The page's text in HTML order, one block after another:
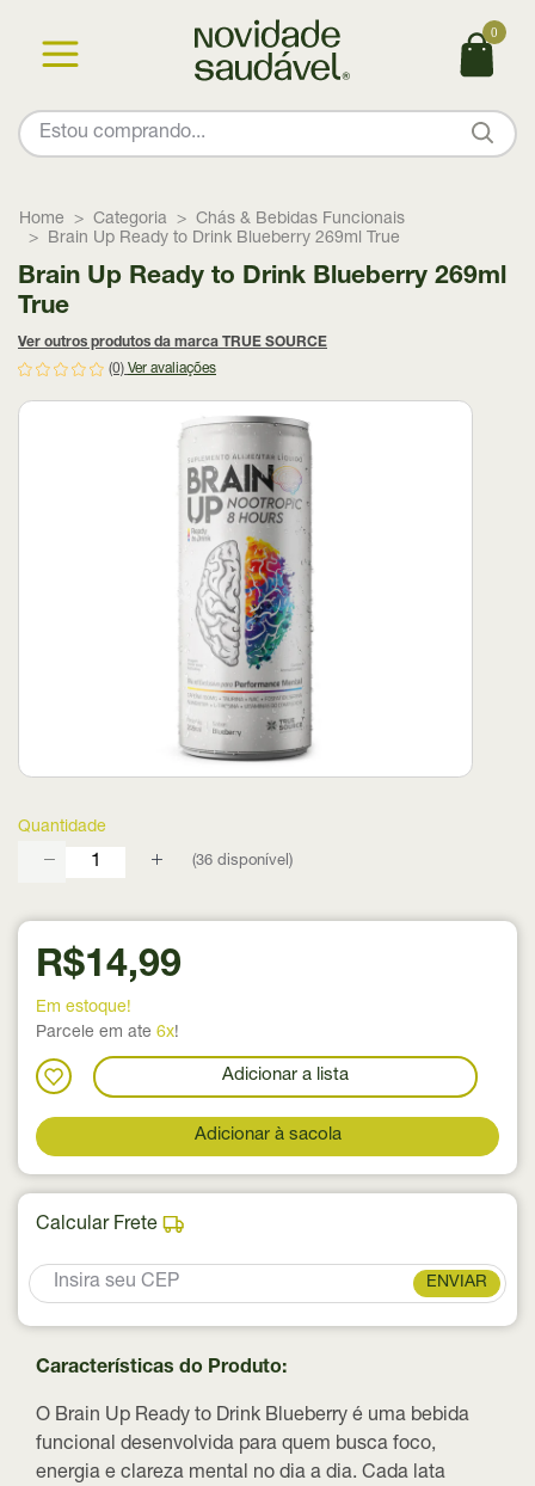
0
Home Categoria
Chás & Bebidas Funcionais
Brain Up Ready to Drink Blueberry 269ml True
Quantidade
(36 disponível)
Brain Up Ready to Drink Blueberry 269ml
True
Ver outros produtos da marca TRUE SOURCE
(0) Ver avaliações
R$14,99
Em estoque!
Parcele em ate 6x!
Adicionar a lista
Adicionar à sacola
Calcular Frete
ENVIAR
Características do Produto:
O Brain Up Ready to Drink Blueberry é uma bebida
funcional desenvolvida para quem busca foco,
energia e clareza mental no dia a dia. Cada lata